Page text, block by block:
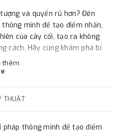
và quyến rũ hơn? Đèn
minh để tạo điểm nhấn,
của cây cối, tạo ra không
cách. Hãy cùng khám phá bí
chiếu cây phù hợp để biến
phẩm nghệ thuật sống động.
thêm
THUẬT
thông minh để tạo điểm